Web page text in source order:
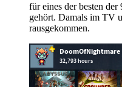
für eines der besten
gehört. Damals im TV
rausgekommen.